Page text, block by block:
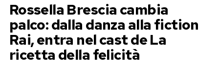
Rossella Brescia cambia
palco: dalla danza alla fiction
Rai, entra nel cast de La
ricetta della felicità